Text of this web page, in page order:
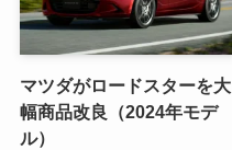
マツダがロードスターを大
幅商品改良（2024年モデ
ル）